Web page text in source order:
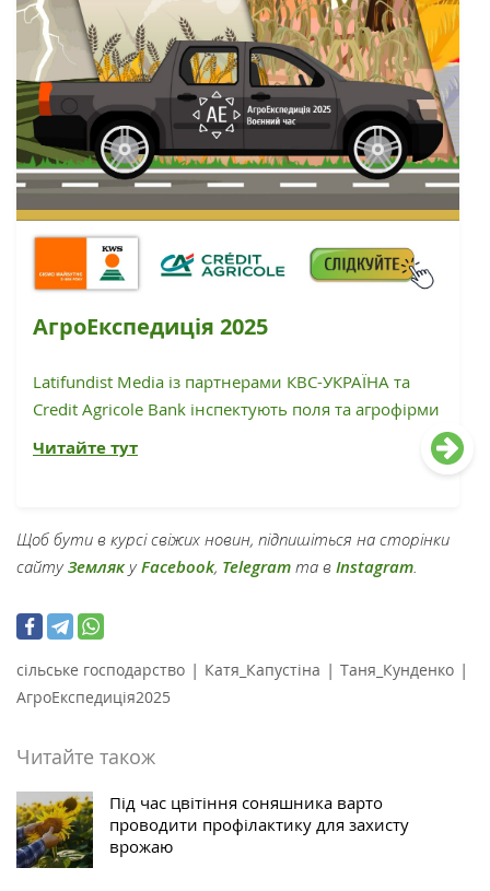
АгроЕкспедиція 2025
Latifundist Media із партнерами КВС-УКРАЇНА та
Credit Agricole Bank інспектують поля та агрофірми
Читайте тут
Щоб бути в курсі свіжих новин, підпишіться на сторінки
сайтуЗемлякуFacebook, Telegram та в Instagram.
сільське господарство | Катя_Капустіна | Таня_Кунденко |
АгроЕкспедиція2025
Читайте також
Під час цвітіння соняшника варто
проводити профілактику для захисту
врожаю